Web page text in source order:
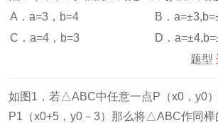
A．a=3，b=4
B．
C．a=4，b=3
D．
题型
如图1，若△ABC中任意一点P（x0，y0
P1（x0+5，y0－3）那么将△ABC作同榉